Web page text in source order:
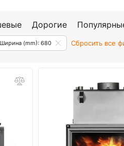
Дорогие
Ширина (mm): 680 Сбросить все